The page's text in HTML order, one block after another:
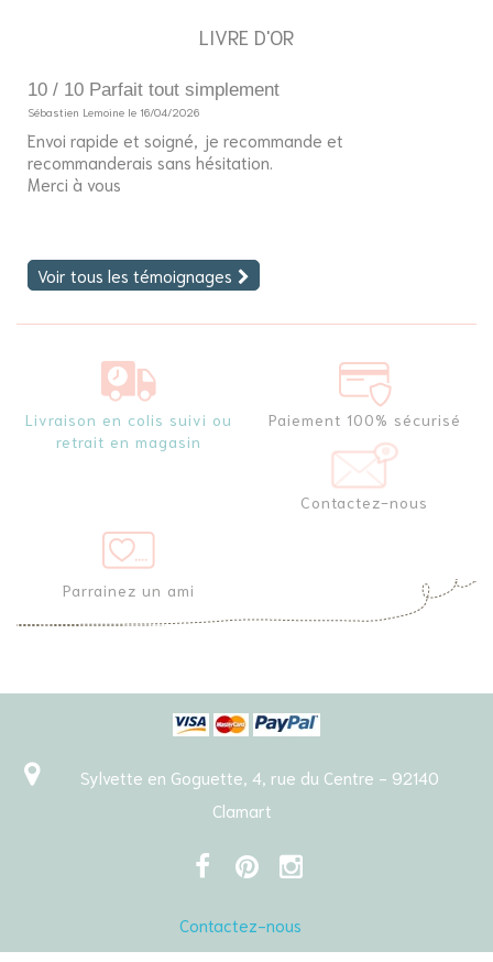
LIVRE D'OR
10 / 10 Parfait tout simplement
Sébastien Lemoine le 16/04/2026
Envoi rapide et soigné, je recommande et
recommanderais sans hésitation.
Merci à vous
Voir tous les témoignages
Livraison en colis suivi ou
retrait en magasin
Paiement 100% sécurisé
Contactez-nous
Parrainez un ami
Sylvette en Goguette, 4, rue du Centre - 92140
Clamart
Contactez-nous